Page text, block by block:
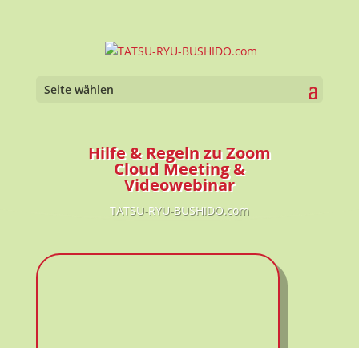
Seite wählen
Hilfe & Regeln zu Zoom
Cloud Meeting &
Videowebinar
TATSU-RYU-BUSHIDO.com